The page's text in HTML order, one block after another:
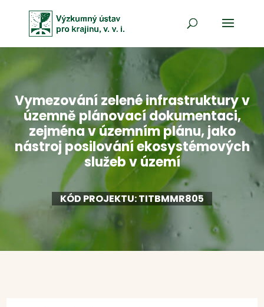
Vymezování zelené infrastruktury v
územně plánovací dokumentaci,
zejména v územním plánu, jako
nástroj posilování ekosystémových
služeb v území
KÓD PROJEKTU: TITBMMR805